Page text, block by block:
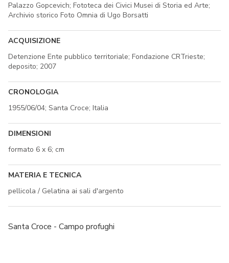
Palazzo Gopcevich; Fototeca dei Civici Musei di Storia ed Arte;
Archivio storico Foto Omnia di Ugo Borsatti
ACQUISIZIONE
Detenzione Ente pubblico territoriale; Fondazione CRTrieste;
deposito; 2007
CRONOLOGIA
1955/06/04; Santa Croce; Italia
DIMENSIONI
formato 6 x 6; cm
MATERIA E TECNICA
pellicola / Gelatina ai sali d'argento
Santa Croce - Campo profughi